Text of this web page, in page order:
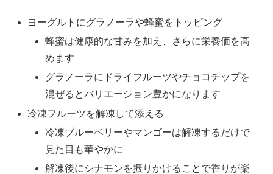
ヨーグルトにグラノーラや蜂蜜をトッピング
蜂蜜は健康的な甘みを加え、さらに栄養価を高
めます
グラノーラにドライフルーツやチョコチップを
混ぜるとバリエーション豊かになります
冷凍フルーツを解凍して添える
冷凍ブルーベリーやマンゴーは解凍するだけで
見た目も華やかに
解凍後にシナモンを振りかけることで香りが楽